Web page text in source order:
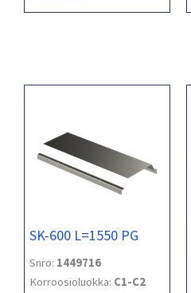
SK-600 L=1550 PG
Snro: 1449716
Korroosioluokka: C1-C2